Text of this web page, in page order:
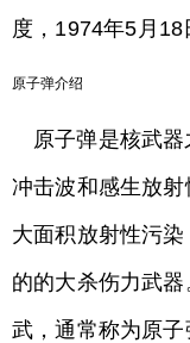
度，1974年5月18
原子弹介绍
原子弹是核武器
冲击波和感生放
大面积放射性污
的的大杀伤力武
武，通常称为原